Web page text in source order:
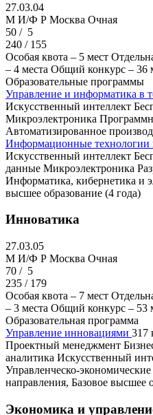
27.03.04
M И/Ф Р Москва Очная
50 / 5
240 / 155
Особая квота – 5 мест
– 4 места Общий конкурс – 36
Образовательные программы
Управление и информатика в
Искусственный интеллект
Микроэлектроника
Автоматизированное
Информационные технологии
Искусственный интеллект
данные Микроэлектроника
Информатика, кибернетика и
высшее образование (4 года)
Инноватика
27.03.05
M И/Ф Р Москва Очная
70 / 5
235 / 179
Особая квота – 7 мест
– 3 места Общий конкурс – 53
Образовательная программа
Управление инновациями 317
Проектный менеджмент
аналитика Искусственный
Управленческо-
направления, Базовое высшее
Экономика и